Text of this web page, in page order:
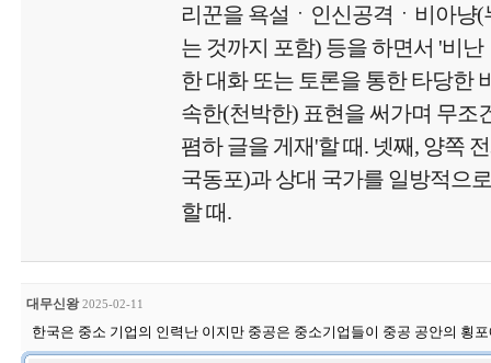
리꾼을 욕설ㆍ인신공격ㆍ비아냥
는 것까지 포함) 등을 하면서 '비
한 대화 또는 토론을 통한 타당한
속한(천박한) 표현을 써가며 무조
폄하 글을 게재'할 때. 넷째, 양쪽
국동포)과 상대 국가를 일방적으
할 때.
대무신왕 2025-02-11
한국은 중소 기업의 인력난 이지만 중공은 중소기업들이 중공 공안의 횡